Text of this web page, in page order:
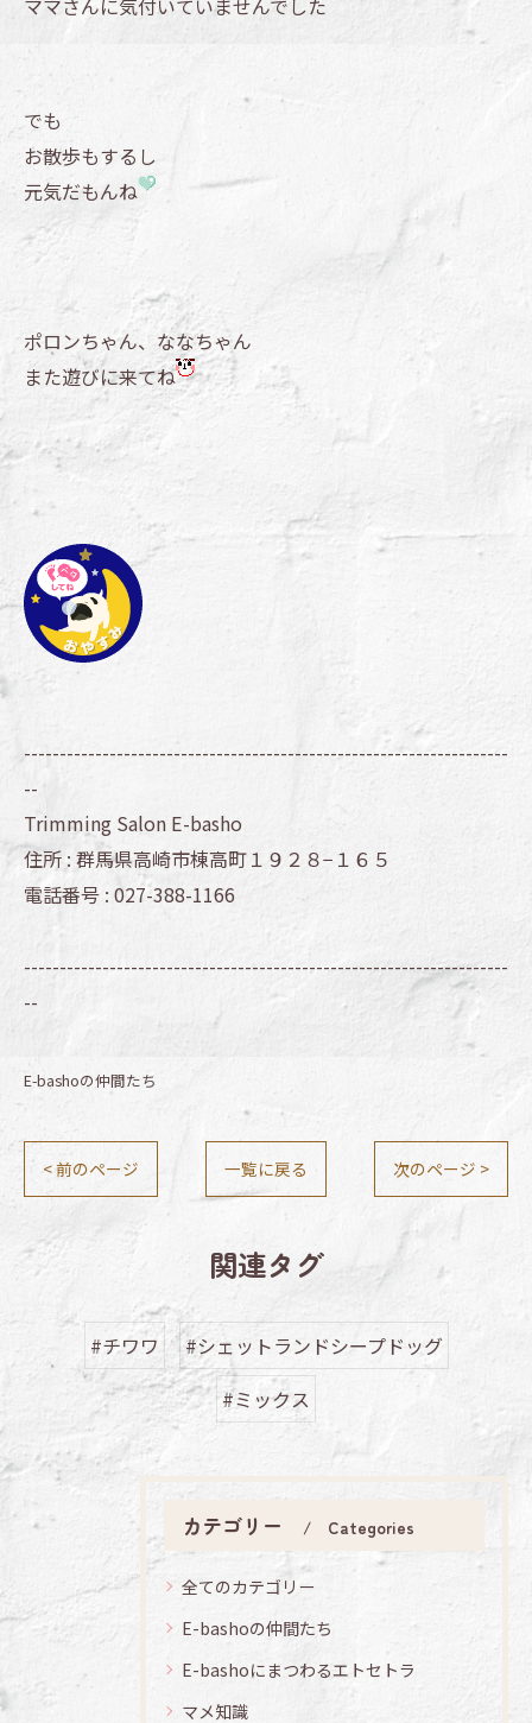
ママさんに気付いていませんでした
でも
お散歩もするし
元気だもんね
ポロンちゃん、ななちゃん
また遊びに来てね
--------------------------------------------------------------------
--
Trimming Salon E-basho
住所 : 群馬県高崎市棟高町１９２８−１６５
電話番号 : 027-388-1166
--------------------------------------------------------------------
--
E-bashoの仲間たち
< 前のページ 一覧に戻る 次のページ >
関連タグ
#チワワ
#シェットランドシープドッグ
#ミックス
カテゴリー Categories
全てのカテゴリー
E-bashoの仲間たち
E-bashoにまつわるエトセトラ
マメ知識